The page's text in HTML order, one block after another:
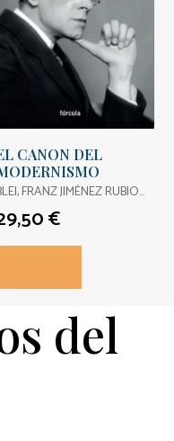
CANON DEL
FRANZ JIMÉNEZ RUBIO,
FRANCISCO JAVIER
€
del